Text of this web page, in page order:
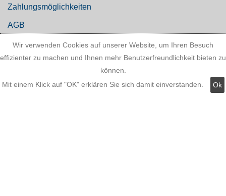
Zahlungsmöglichkeiten
AGB
Widerrufsbelehrung
Hinweis zum Batteriegesetz
Wir verwenden Cookies auf unserer Website, um Ihren Besuch
effizienter zu machen und Ihnen mehr Benutzerfreundlichkeit bieten zu
können.
Mit einem Klick auf "OK" erklären Sie sich damit einverstanden.
Ok